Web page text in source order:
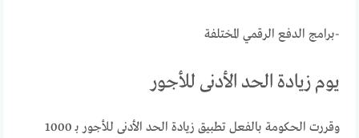
-برامج الدفع الرقمي المختلفة
يوم زيادة الحد الأدنى للأجور
وقررت الحكومة بالفعل تطبيق زيادة الحد الأدنى للأجور بـ 1000